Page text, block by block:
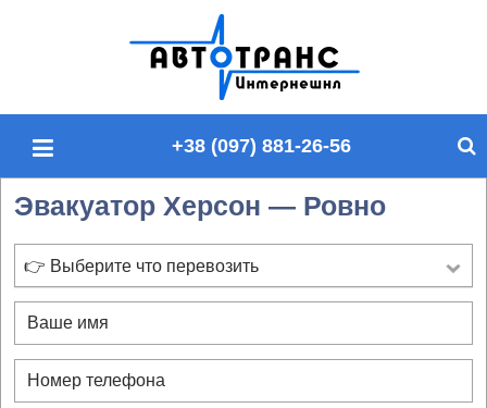
п
й
у
+38 (097) 881-26-56
Эвакуатор Херсон — Ровно
👉 Выберите что перевозить